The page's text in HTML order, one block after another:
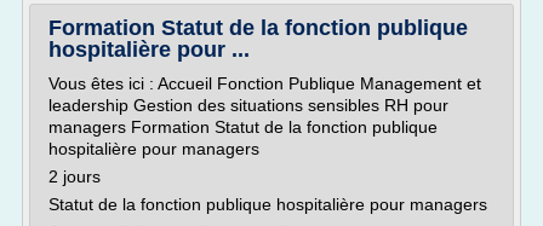
Formation Statut de la fonction publique
hospitalière pour ...
Vous êtes ici : Accueil Fonction Publique Management et
leadership Gestion des situations sensibles RH pour
managers Formation Statut de la fonction publique
hospitalière pour managers
2 jours
Statut de la fonction publique hospitalière pour managers